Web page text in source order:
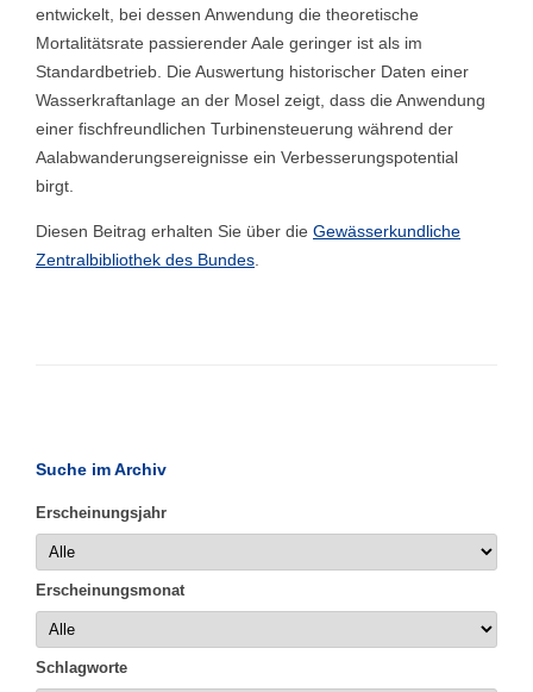
entwickelt, bei dessen Anwendung die theoretische
Mortalitätsrate passierender Aale geringer ist als im
Standardbetrieb. Die Auswertung historischer Daten einer
Wasserkraftanlage an der Mosel zeigt, dass die Anwendung
einer fischfreundlichen Turbinensteuerung während der
Aalabwanderungsereignisse ein Verbesserungspotential
birgt.
Diesen Beitrag erhalten Sie über die Gewässerkundliche
Zentralbibliothek des Bundes
Suche im Archiv
Erscheinungsjahr
Erscheinungsmonat
Schlagworte